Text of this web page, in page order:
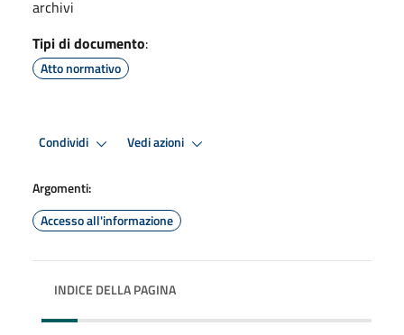
archivi
Tipi di documento:
Atto normativo
Condividi Vedi azioni
Argomenti:
Accesso all'informazione
INDICE DELLA PAGINA